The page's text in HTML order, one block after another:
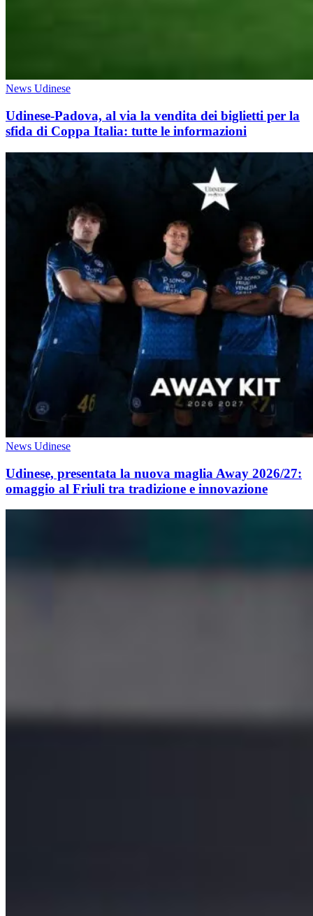
News Udinese
Udinese-Padova, al via la vendita dei biglietti per la
sfida di Coppa Italia: tutte le informazioni
News Udinese
Udinese, presentata la nuova maglia Away 2026/27:
omaggio al Friuli tra tradizione e innovazione